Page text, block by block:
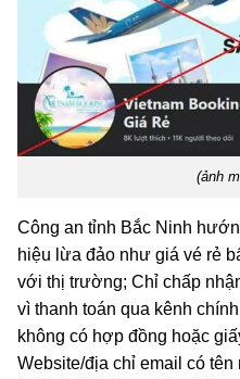
(ảnh
Công an tỉnh Bắc Ninh
hiệu lừa đảo như giá vé rẻ
với thị trường; Chỉ chấp
vì thanh toán qua kênh
không có hợp đồng hoặc
Website/địa chỉ email có